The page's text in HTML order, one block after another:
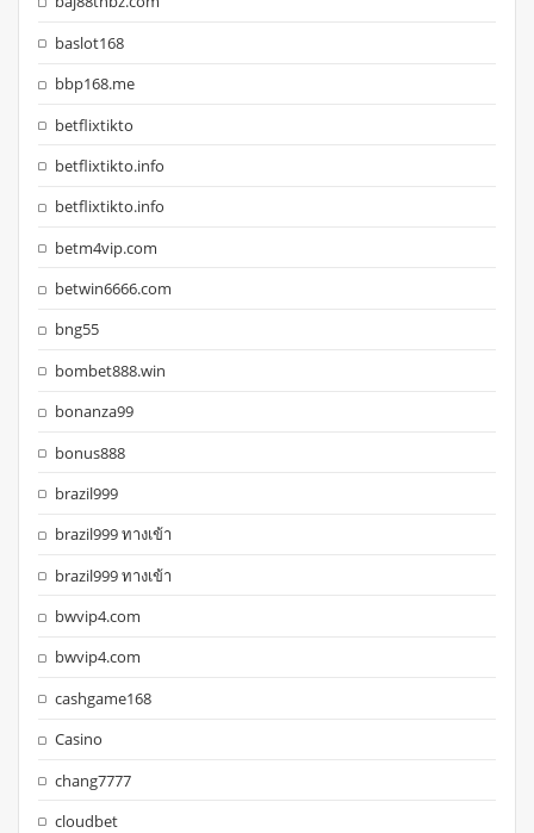
baslot168
bbp168.me
betflixtikto
betflixtikto.info
betflixtikto.info
betm4vip.com
betwin6666.com
bng55
bombet888.win
bonanza99
bonus888
brazil999
brazil999 ทางเข้า
brazil999 ทางเข้า
bwvip4.com
bwvip4.com
cashgame168
Casino
chang7777
cloudbet